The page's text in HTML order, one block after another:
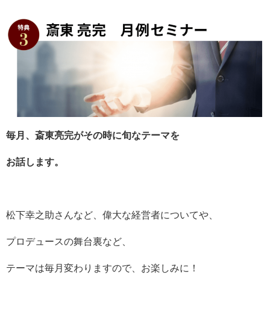
毎月、斎東亮完がその時に旬なテーマを
お話します。
松下幸之助さんなど、偉大な経営者についてや、
プロデュースの舞台裏など、
テーマは毎月変わりますので、お楽しみに！